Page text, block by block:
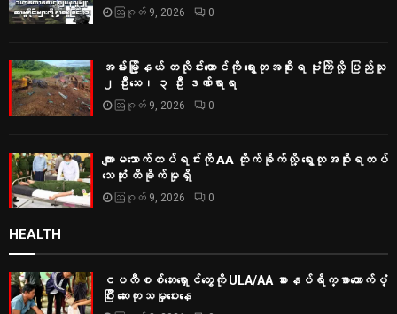
ဩဂုတ် 9, 2026 0
အမ်းမြို့နယ် တလိုင်းတောင်ကို ရွေးတုအစိုးရ ဗုံးကြဲလို့ ပြည်သူ
၂ ဦးသေ၊ ၃ ဦး ဒဏ်ရာရ
ဩဂုတ် 9, 2026 0
ကျားမသောက်တပ်ရင်းကို AA တိုက်ခိုက်လို့ ရွေးတုအစိုးရတပ်
သေဆုံး ထိခိုက်မှုရှိ
ဩဂုတ် 9, 2026 0
HEALTH
ငပလီစစ်ဘေးရှောင်တွေကို ULA/AA စားနပ်ရိက္ခာထောက်ပံ့
ပြီး ဆေးကုသမှုပေးနေ